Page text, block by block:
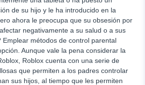
de su hijo y le ha introducido en la
ahora le preocupa que su obsesión por
negativamente a su salud o a sus
Emplear métodos de control parental
Aunque vale la pena considerar la
Roblox cuenta con una serie de
que permiten a los padres controlar
sus hijos, al tiempo que les permiten